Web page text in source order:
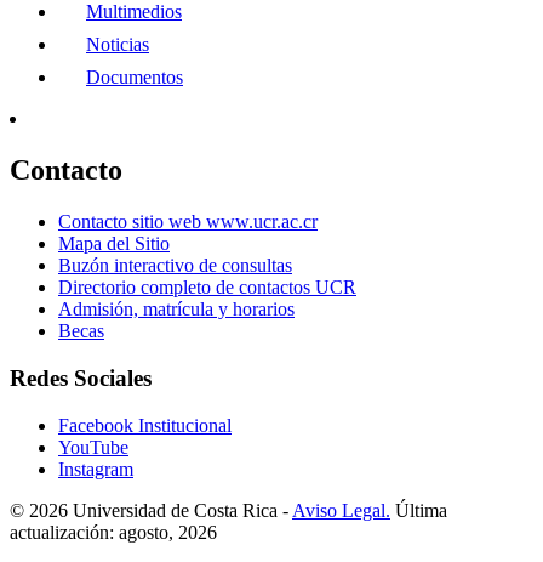
Multimedios
Noticias
Documentos
Contacto
Contacto sitio web www.ucr.ac.cr
Mapa del Sitio
Buzón interactivo de consultas
Directorio completo de contactos UCR
Admisión, matrícula y horarios
Becas
Redes Sociales
Facebook Institucional
YouTube
Instagram
© 2026 Universidad de Costa Rica - Aviso Legal. Última
actualización: agosto, 2026